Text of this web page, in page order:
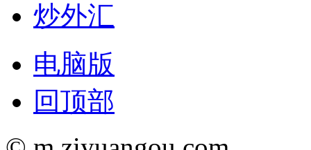
炒外汇
电脑版
回顶部